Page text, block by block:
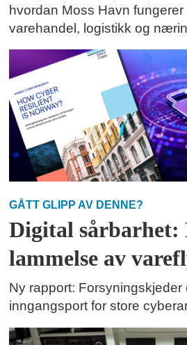
hvordan Moss Havn
varehandel, logistikk og
GÅTT GLIPP AV DENNE?
Digital
lammelse av
Ny rapport: Forsyningskjeder
inngangsport for store